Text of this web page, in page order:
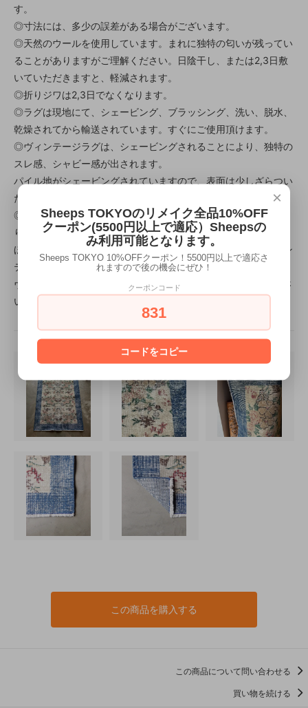
す。
◎寸法には、多少の誤差がある場合がございます。
◎天然のウールを使用しています。まれに独特の匂いが残ってい
ることがありますがご理解ください。日陰干し、または2,3日敷
いていただきますと、軽減されます。
◎折りジワは2,3日でなくなります。
◎ラグは現地にて、シェービング、ブラッシング、洗い、脱水、
乾燥されてから輸送されています。すぐにご使用頂けます。
◎ヴィンテージラグは、シェービングされることにより、独特の
スレ感、シャビー感が出されます。
パイル地がシェービングされていますので、表面は少しざらつい
た感じがしますが、1週間ほどで馴染んできます。
◎ヴィンテージラグは30~50年前のラグですので、使用感があ
ります。
ほつれ、毛羽だち、染みなど見られる場合がありますが、ヴィン
テージデザインの一部として楽しんで頂ければ幸いです。
ヴィンテージラグ特有のシャビーシックな魅力をお楽しみくださ
い。
この商品を購入する
この商品について問い合わせる
買い物を続ける
×
Sheeps TOKYOのリメイク全品10%OFF
クーポン(5500円以上で適応）Sheepsの
み利用可能となります。
Sheeps TOKYO 10%OFFクーポン！5500円以上で適応さ
れますので後の機会にぜひ！
クーポンコード
831
コードをコピー